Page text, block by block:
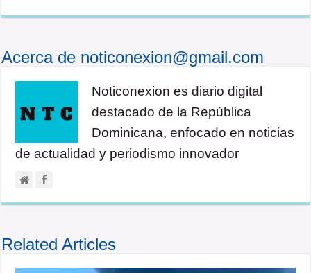
Acerca de noticonexion@gmail.com
Noticonexion es diario digital
destacado de la República
Dominicana, enfocado en noticias
de actualidad y periodismo innovador
Related Articles